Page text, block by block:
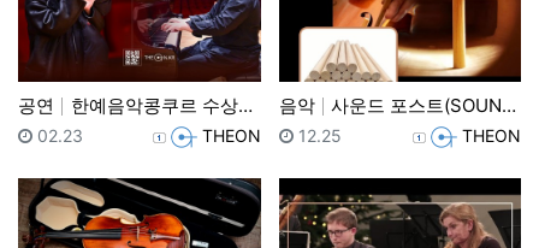
공연 한예음악콩쿠르 수상자연주회 2024 하반기
등록자THEON
등록일
02.23
음악 사운드 포스트(SOUND POST) 특징 및 선택하기
등록자 THEON
등록일
12.25